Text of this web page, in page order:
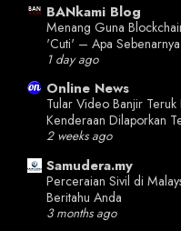
BANkami Blog
Menang Guna
'Cuti' – Apa
1 day ago
Online News
Tular Video Banjir
Kenderaan Dilaporkan
2 weeks ago
Samudera.my
Perceraian Sivil di
Beritahu Anda
3 months ago